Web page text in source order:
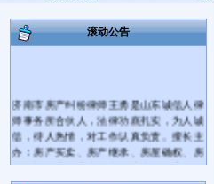
滚动公告
济南市房产纠纷律师王勇是山东诚信人律
师事务所合伙人，法律功底扎实，为人诚
信，待人热情，对工作认真负责。擅长主
办：房产买卖、房产继承、房屋确权、房
屋拆迁、离婚房产分割等房产纠纷案件；